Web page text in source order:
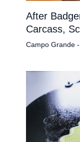
After
Carcass,
Campo Grande